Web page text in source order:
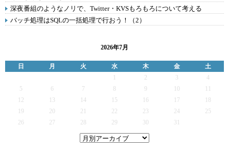
深夜番組のようなノリで、Twitter・KVSもろもろについて考える
バッチ処理はSQLの一括処理で行おう！（2）
2026年7月
日 月 火 水 木 金
土
2 3
4
5
6 7 9
12
13 14 15 16 17
19
20 21 22 23 24
25
26
27 28 29 30 31